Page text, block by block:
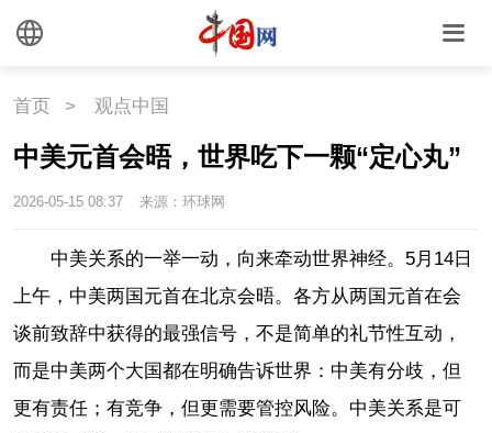
首页 > 观点中国
中美元首会晤，世界吃下一颗“定心丸”
2026-05-15 08:37 来源：环球网
中美关系的一举一动，向来牵动世界神经。5月14日
上午，中美两国元首在北京会晤。各方从两国元首在会
谈前致辞中获得的最强信号，不是简单的礼节性互动，
而是中美两个大国都在明确告诉世界：中美有分歧，但
更有责任；有竞争，但更需要管控风险。中美关系是可